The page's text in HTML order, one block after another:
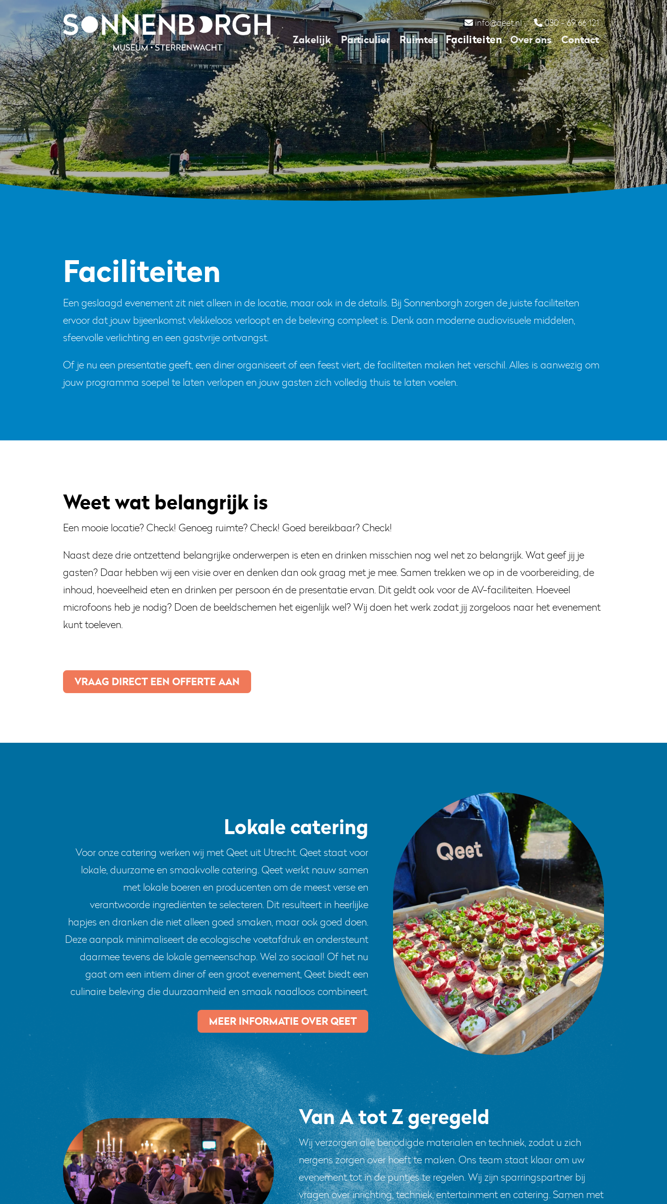
info@qeet.nl 030 - 69 66 121
Zakelijk Particulier Ruimtes Faciliteiten Over ons Contact
Faciliteiten
Een geslaagd evenement zit niet alleen in de locatie, maar ook in de details. Bij Sonnenborgh zorgen de juiste faciliteiten
ervoor dat jouw bijeenkomst vlekkeloos verloopt en de beleving compleet is. Denk aan moderne audiovisuele middelen,
sfeervolle verlichting en een gastvrije ontvangst.
Of je nu een presentatie geeft, een diner organiseert of een feest viert, de faciliteiten maken het verschil. Alles is aanwezig om
jouw programma soepel te laten verlopen en jouw gasten zich volledig thuis te laten voelen.
Weet wat belangrijk is
Een mooie locatie? Check! Genoeg ruimte? Check! Goed bereikbaar? Check!
Naast deze drie ontzettend belangrijke onderwerpen is eten en drinken misschien nog wel net zo belangrijk. Wat geef jij je
gasten? Daar hebben wij een visie over en denken dan ook graag met je mee. Samen trekken we op in de voorbereiding, de
inhoud, hoeveelheid eten en drinken per persoon én de presentatie ervan. Dit geldt ook voor de AV-faciliteiten. Hoeveel
microfoons heb je nodig? Doen de beeldschemen het eigenlijk wel? Wij doen het werk zodat jij zorgeloos naar het evenement
kunt toeleven.
VRAAG DIRECT EEN OFFERTE AAN
Lokale catering
Voor onze catering werken wij met Qeet uit Utrecht. Qeet staat voor
lokale, duurzame en smaakvolle catering. Qeet werkt nauw samen
met lokale boeren en producenten om de meest verse en
verantwoorde ingrediënten te selecteren. Dit resulteert in heerlijke
hapjes en dranken die niet alleen goed smaken, maar ook goed doen.
Deze aanpak minimaliseert de ecologische voetafdruk en ondersteunt
daarmee tevens de lokale gemeenschap. Wel zo sociaal! Of het nu
gaat om een intiem diner of een groot evenement, Qeet biedt een
culinaire beleving die duurzaamheid en smaak naadloos combineert.
MEER INFORMATIE OVER QEET
Van A tot Z geregeld
Wij verzorgen alle benodigde materialen en techniek, zodat u zich
nergens zorgen over hoeft te maken. Ons team staat klaar om uw
evenement tot in de puntjes te regelen. Wij zijn sparringspartner bij
vragen over inrichting, techniek, entertainment en catering. Samen met